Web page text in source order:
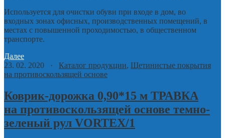
Используется для очистки обуви при входе в дом, во
входных зонах офисных, производственных помещений, в
местах с повышенной проходимостью, в общественном
транспорте.
Далее
23. 02. 2020 · Каталог продукции, Щетинистые покрытия
на противоскользящей основе
Коврик-дорожка 0,90*15 м ТРАВКА
на противоскользящей основе темно-
зеленый рул VORTEX/1